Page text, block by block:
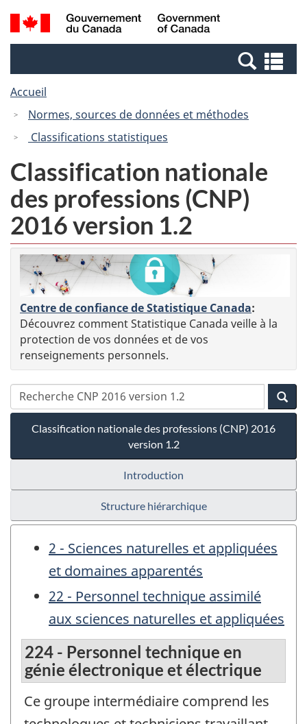
Passer
au
Passer
à
Canada
Recherche
et
et
Accueil
Normes, sources de données et méthodes
Classifications statistiques
Classification nationale
des professions (CNP)
2016 version 1.2
Centre de confiance de Statistique Canada:
Découvrez comment Statistique Canada veille à la
protection de vos données et de vos
renseignements personnels.
Classification nationale des professions (CNP) 2016
version 1.2
Introduction
Structure hiérarchique
2 - Sciences naturelles et appliquées
et domaines apparentés
22 - Personnel technique assimilé
aux sciences naturelles et appliquées
224 - Personnel technique en
génie électronique et électrique
Ce groupe intermédiaire comprend les